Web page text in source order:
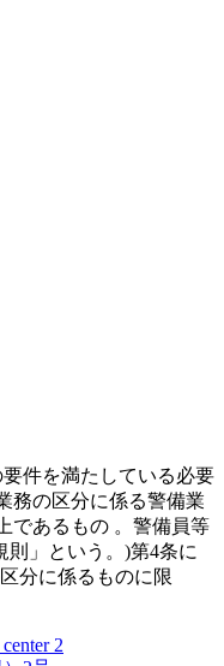
件を満たしている必要
務の区分に係る警備業
であるもの 。警備員等
」という。)第4条に
分に係るものに限